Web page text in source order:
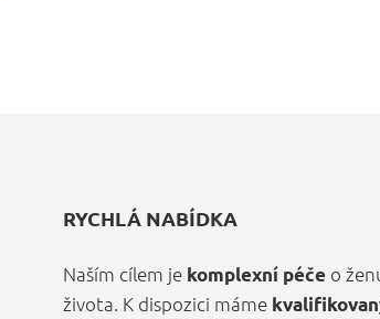
RYCHLÁ NABÍDKA
Naším cílem je komplexní péčeo
života. K dispozici máme